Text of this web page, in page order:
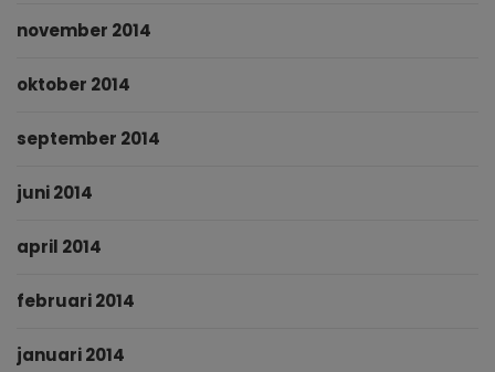
november 2014
oktober 2014
september 2014
juni 2014
april 2014
februari 2014
januari 2014